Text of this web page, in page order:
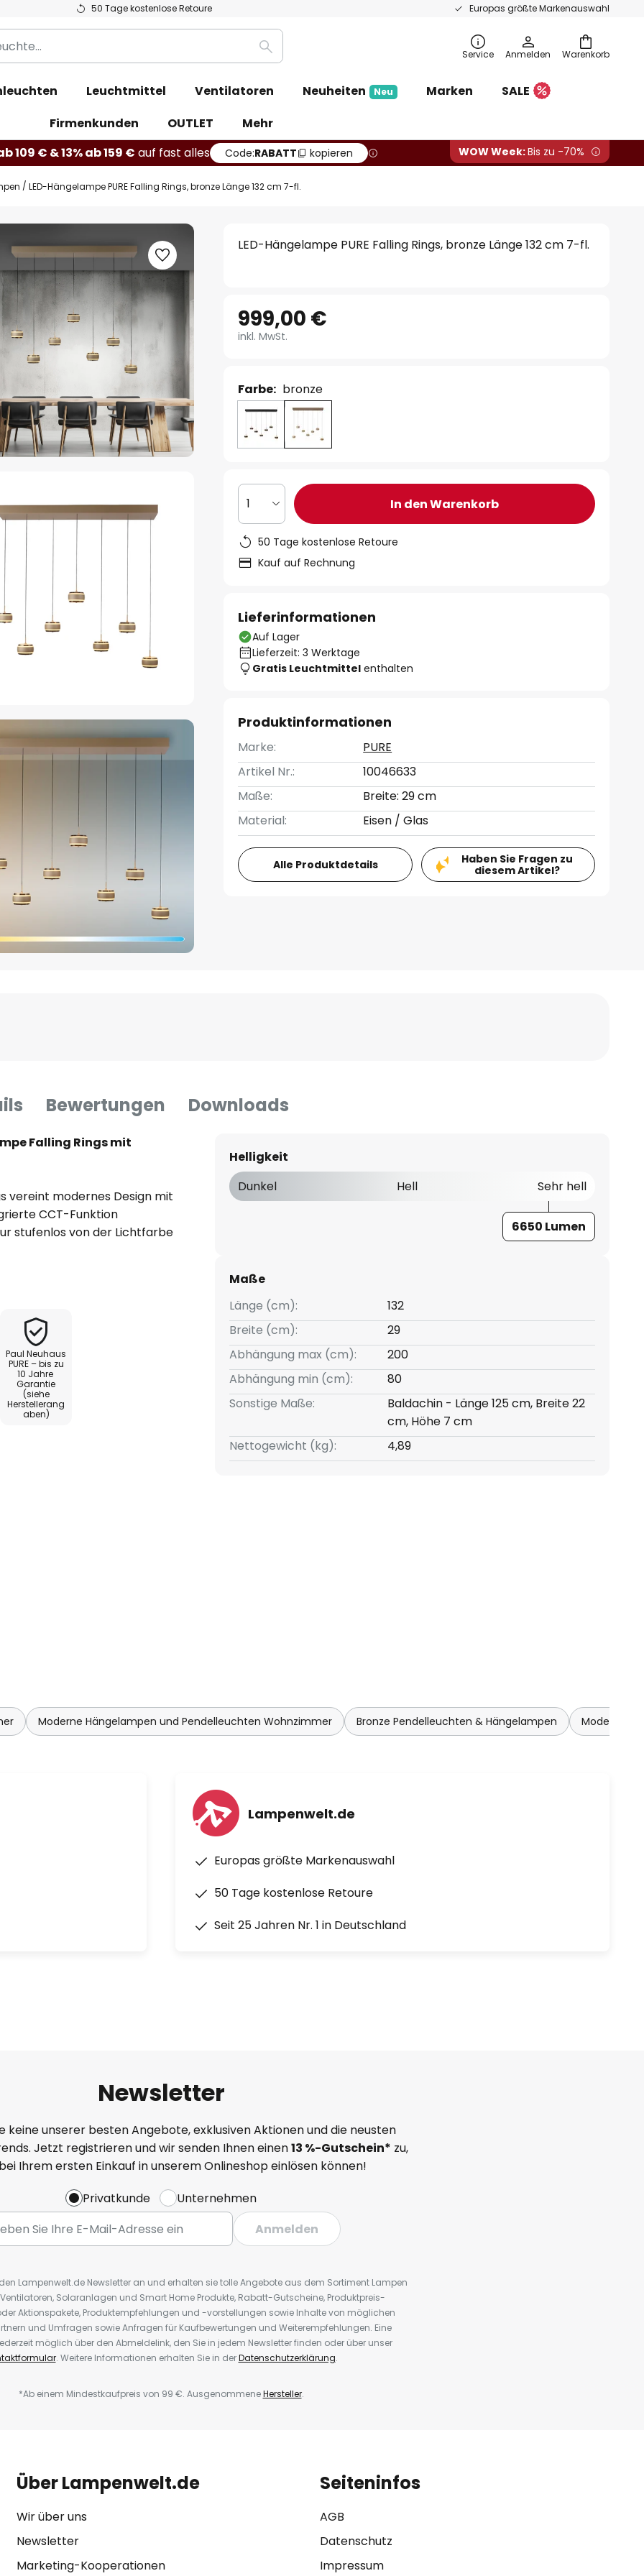
50 Tage kostenlose Retoure Europas größte Markenauswahl
Warenkorb
Suche Service Anmelden
Leuchtmittel Ventilatoren Neuheiten Neu Marken
SALE
Firmenkunden
OUTLET
Mehr
109 € & 13% ab 159 € auf fast alles Code:RABATT kopieren WOW Week:Bis zu -70%
LED-Hängelampe PURE Falling Rings, bronze Länge 132 cm 7-fl.
LED-Hängelampe PURE Falling Rings, bronze Länge 132 cm 7-fl.
999,00 €
inkl. MwSt.
Farbe: bronze
1 In den Warenkorb
50 Tage kostenlose Retoure
Kauf auf Rechnung
Lieferinformationen
Auf Lager
Lieferzeit: 3 Werktage
Gratis Leuchtmittel enthalten
Produktinformationen
Marke:
PURE
Artikel Nr.:
10046633
Maße:
Breite: 29 cm
Material:
Eisen / Glas
Alle Produktdetails
Haben Sie Fragen zu
diesem Artikel?
Bewertungen Downloads
Falling Rings mit
vereint modernes Design mit
CCT-Funktion
stufenlos von der Lichtfarbe
individuell dimmbar,
erlaubt. Diese
Design macht die Falling
moderner
Paul Neuhaus
PURE – bis zu
10 Jahre
Garantie
(siehe
Herstellerang
aben)
Helligkeit
Dunkel
Hell Sehr hell
6650 Lumen
Maße
Länge (cm):
132
Breite (cm):
29
Abhängung max (cm):
200
Abhängung min (cm):
80
Sonstige Maße:
Baldachin - Länge 125 cm, Breite 22
cm, Höhe 7 cm
Nettogewicht (kg):
4,89
Moderne Hängelampen und Pendelleuchten Wohnzimmer Bronze Pendelleuchten & Hängelampen Moderne
Lampenwelt.de
Europas größte Markenauswahl
50 Tage kostenlose Retoure
Seit 25 Jahren Nr. 1 in Deutschland
Newsletter
keine unserer besten Angebote, exklusiven Aktionen und die neusten
Jetzt registrieren und wir senden Ihnen einen13 %-Gutschein* zu,
Ihrem ersten Einkauf in unserem Onlineshop einlösen können!
Privatkunde
Unternehmen
Anmelden
Lampenwelt.de Newsletter an und erhalten sie tolle Angebote aus dem Sortiment Lampen
Solaranlagen und Smart Home Produkte, Rabatt-Gutscheine, Produktpreis-
Aktionspakete, Produktempfehlungen und -vorstellungen sowie Inhalte von möglichen
und Umfragen sowie Anfragen für Kaufbewertungen und Weiterempfehlungen. Eine
möglich über den Abmeldelink, den Sie in jedem Newsletter finden oder über unser
. Weitere Informationen erhalten Sie in derDatenschutzerklärung.
*Ab einem Mindestkaufpreis von 99 €. AusgenommeneHersteller.
Über Lampenwelt.de
Wir über uns
Newsletter
Marketing-Kooperationen
Seiteninfos
AGB
Datenschutz
Impressum